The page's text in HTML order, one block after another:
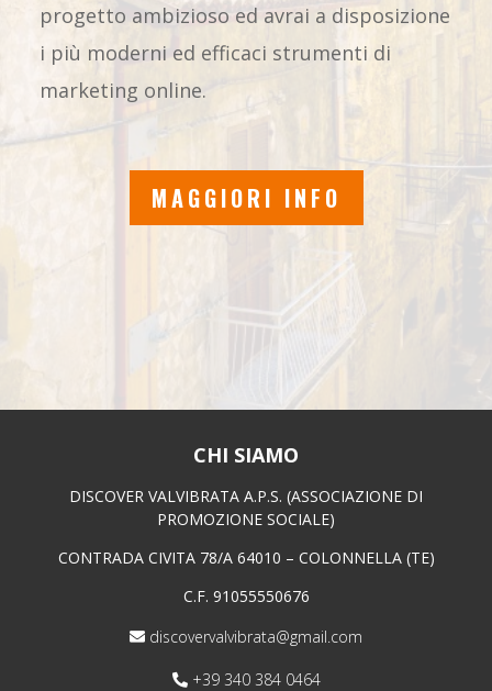
progetto ambizioso ed avrai a disposizione
i più moderni ed efficaci strumenti di
marketing online.
MAGGIORI INFO
CHI SIAMO
DISCOVER VALVIBRATA A.P.S. (ASSOCIAZIONE DI
PROMOZIONE SOCIALE)
CONTRADA CIVITA 78/A 64010 – COLONNELLA (TE)
C.F. 91055550676
discovervalvibrata@gmail.com
+39 340 384 0464